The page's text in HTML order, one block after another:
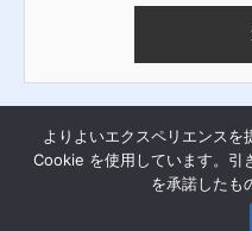
Copyright ©
よりよいエクスペリエンス
Cookie を使用しています。引
を承諾したも